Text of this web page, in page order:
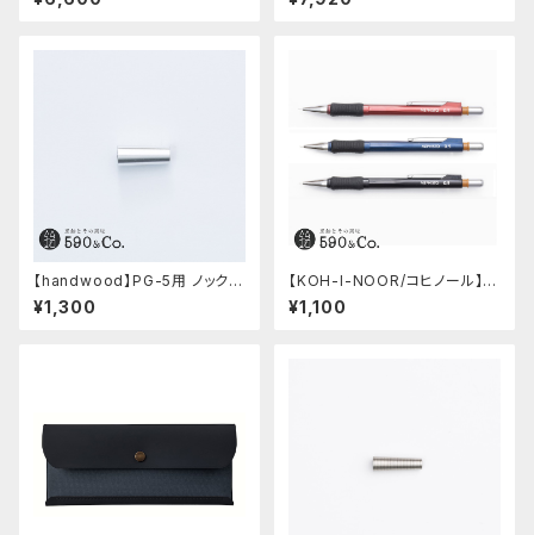
キーブルー)
ホワイト)
【handwood】PG-5用 ノック部
カバー (超超ジュラルミン)
¥1,300
【KOH-I-NOOR/コヒノール】M
ephisto profi 5035シャープ
ペンシル(0.5mm)
¥1,100